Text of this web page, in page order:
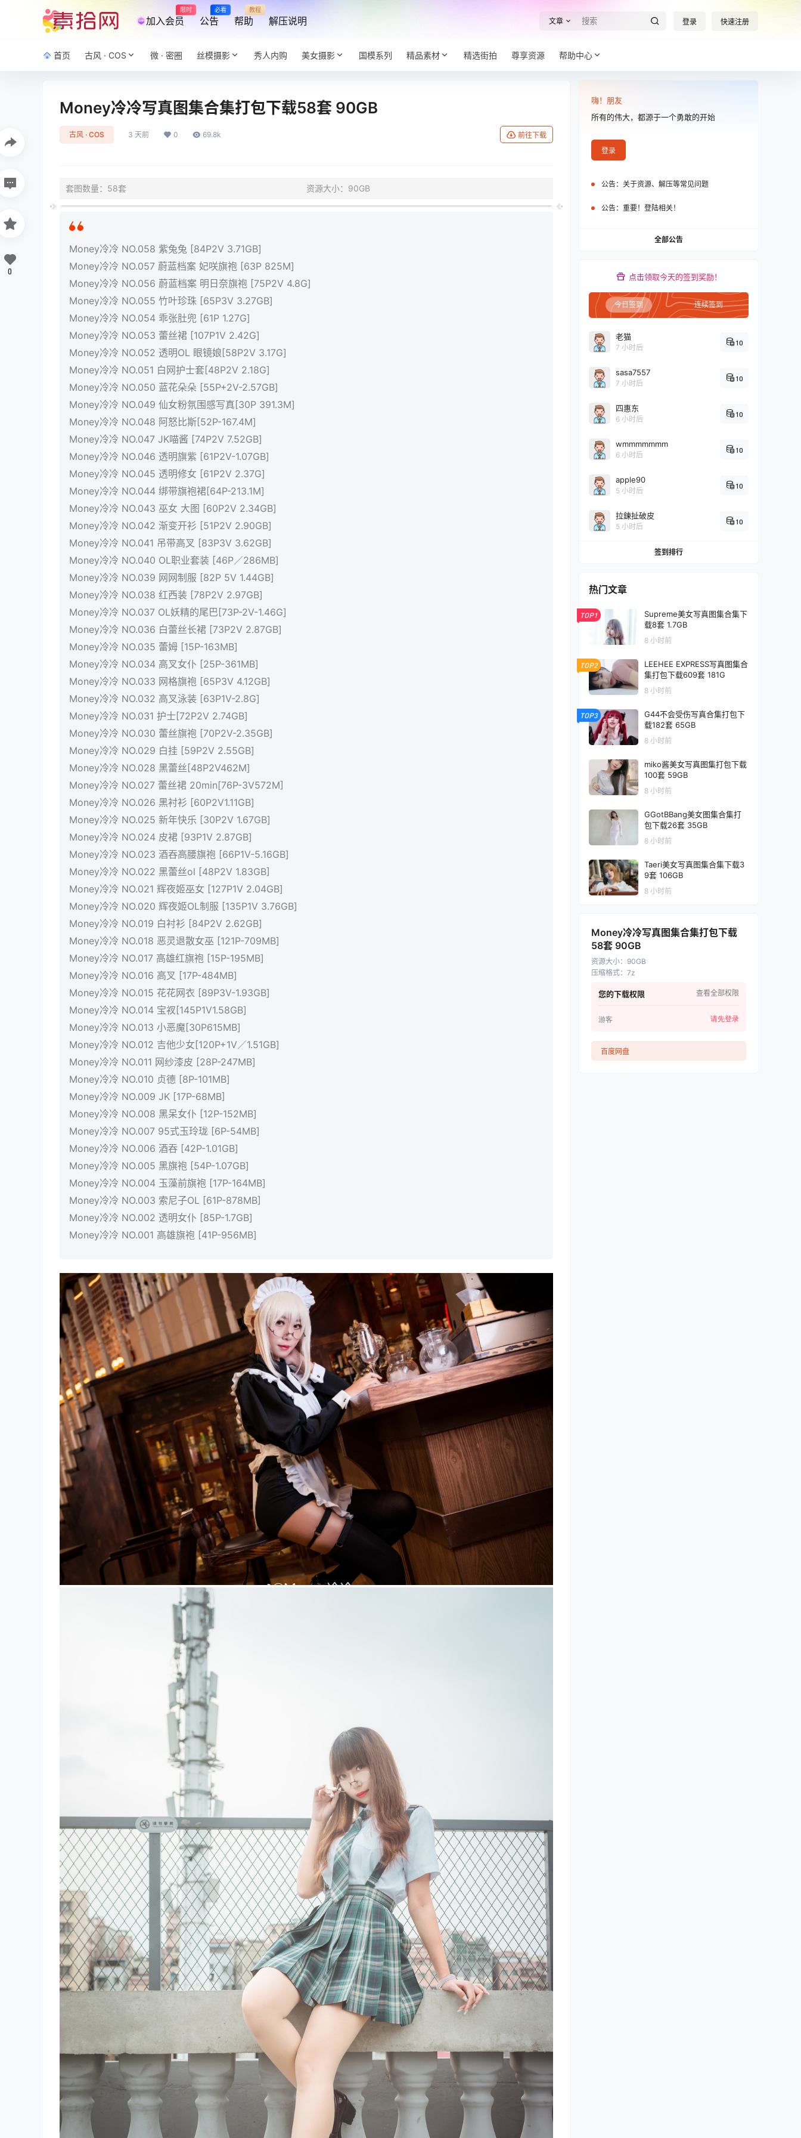
加入会员
限时
公告
必看
帮助
教程
解压说明 文章 登录 快速注册
首页 古风 · COS 微 · 密圈 丝模摄影 秀人内购 美女摄影 国模系列 精品素材 精选街拍 尊享资源 帮助中心
Money冷冷写真图集合集打包下载58套 90GB
古风 · COS 3 天前 0 69.8k 前往下载
套图数量：58套 资源大小：90GB
Money冷冷 NO.058 紫兔兔 [84P2V 3.71GB]
Money冷冷 NO.057 蔚蓝档案 妃咲旗袍 [63P 825M]
Money冷冷 NO.056 蔚蓝档案 明日奈旗袍 [75P2V 4.8G]
Money冷冷 NO.055 竹叶珍珠 [65P3V 3.27GB]
Money冷冷 NO.054 乖张肚兜 [61P 1.27G]
Money冷冷 NO.053 蕾丝裙 [107P1V 2.42G]
Money冷冷 NO.052 透明OL 眼镜娘[58P2V 3.17G]
Money冷冷 NO.051 白网护士套[48P2V 2.18G]
Money冷冷 NO.050 蓝花朵朵 [55P+2V-2.57GB]
Money冷冷 NO.049 仙女粉氛围感写真[30P 391.3M]
Money冷冷 NO.048 阿怒比斯[52P-167.4M]
Money冷冷 NO.047 JK喵酱 [74P2V 7.52GB]
Money冷冷 NO.046 透明旗紫 [61P2V-1.07GB]
Money冷冷 NO.045 透明修女 [61P2V 2.37G]
Money冷冷 NO.044 绑带旗袍裙[64P-213.1M]
Money冷冷 NO.043 巫女 大图 [60P2V 2.34GB]
Money冷冷 NO.042 渐变开衫 [51P2V 2.90GB]
Money冷冷 NO.041 吊带高叉 [83P3V 3.62GB]
Money冷冷 NO.040 OL职业套装 [46P／286MB]
Money冷冷 NO.039 网网制服 [82P 5V 1.44GB]
Money冷冷 NO.038 红西装 [78P2V 2.97GB]
Money冷冷 NO.037 OL妖精的尾巴[73P-2V-1.46G]
Money冷冷 NO.036 白蕾丝长裙 [73P2V 2.87GB]
Money冷冷 NO.035 蕾姆 [15P-163MB]
Money冷冷 NO.034 高叉女仆 [25P-361MB]
Money冷冷 NO.033 网格旗袍 [65P3V 4.12GB]
Money冷冷 NO.032 高叉泳装 [63P1V-2.8G]
Money冷冷 NO.031 护士[72P2V 2.74GB]
Money冷冷 NO.030 蕾丝旗袍 [70P2V-2.35GB]
Money冷冷 NO.029 白挂 [59P2V 2.55GB]
Money冷冷 NO.028 黑蕾丝[48P2V462M]
Money冷冷 NO.027 蕾丝裙 20min[76P-3V572M]
Money冷冷 NO.026 黑衬衫 [60P2V1.11GB]
Money冷冷 NO.025 新年快乐 [30P2V 1.67GB]
Money冷冷 NO.024 皮裙 [93P1V 2.87GB]
Money冷冷 NO.023 酒吞高腰旗袍 [66P1V-5.16GB]
Money冷冷 NO.022 黑蕾丝ol [48P2V 1.83GB]
Money冷冷 NO.021 辉夜姬巫女 [127P1V 2.04GB]
Money冷冷 NO.020 辉夜姬OL制服 [135P1V 3.76GB]
Money冷冷 NO.019 白衬衫 [84P2V 2.62GB]
Money冷冷 NO.018 恶灵退散女巫 [121P-709MB]
Money冷冷 NO.017 高雄红旗袍 [15P-195MB]
Money冷冷 NO.016 高叉 [17P-484MB]
Money冷冷 NO.015 花花网衣 [89P3V-1.93GB]
Money冷冷 NO.014 宝衩[145P1V1.58GB]
Money冷冷 NO.013 小恶魔[30P615MB]
Money冷冷 NO.012 吉他少女[120P+1V／1.51GB]
Money冷冷 NO.011 网纱漆皮 [28P-247MB]
Money冷冷 NO.010 贞德 [8P-101MB]
Money冷冷 NO.009 JK [17P-68MB]
Money冷冷 NO.008 黑呆女仆 [12P-152MB]
Money冷冷 NO.007 95式玉玲珑 [6P-54MB]
Money冷冷 NO.006 酒吞 [42P-1.01GB]
Money冷冷 NO.005 黑旗袍 [54P-1.07GB]
Money冷冷 NO.004 玉藻前旗袍 [17P-164MB]
Money冷冷 NO.003 索尼子OL [61P-878MB]
Money冷冷 NO.002 透明女仆 [85P-1.7GB]
Money冷冷 NO.001 高雄旗袍 [41P-956MB]
0
嗨！朋友
所有的伟大，都源于一个勇敢的开始
登录
公告： 关于资源、解压等常见问题
公告： 重要！登陆相关！
全部公告
点击领取今天的签到奖励！
今日签到 连续签到
老猫
7 小时后
10
sasa7557
7 小时后
10
四惠东
6 小时后
10
wmmmmmmm
6 小时后
10
apple90
5 小时后
10
拉鍊扯破皮
5 小时后
10
签到排行
热门文章
TOP1
Supreme美女写真图集合集下
载8套 1.7GB
8 小时前
TOP2
LEEHEE EXPRESS写真图集合
集打包下载609套 181G
8 小时前
TOP3
G44不会受伤写真合集打包下
载182套 65GB
8 小时前
miko酱美女写真图集打包下载
100套 59GB
8 小时前
GGotBBang美女图集合集打
包下载26套 35GB
8 小时前
Taeri美女写真图集合集下载3
9套 106GB
8 小时前
Money冷冷写真图集合集打包下载
58套 90GB
资源大小： 90GB
压缩格式： 7z
您的下载权限 查看全部权限
游客 请先登录
百度网盘